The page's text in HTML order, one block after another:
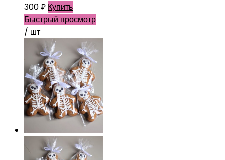
300₽ Купить
Быстрый просмотр
/ шт